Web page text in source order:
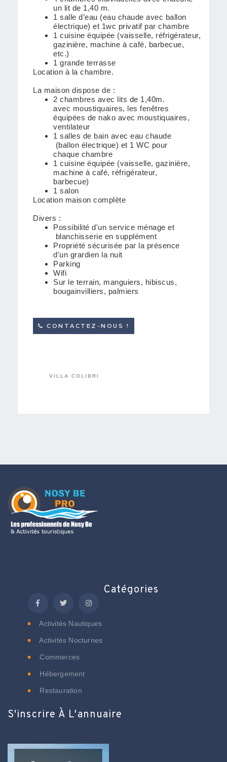
un lit de 1,40 m.
1 salle d’eau (eau chaude avec ballon
électrique) et 1wc privatif par chambre
1 cuisine équipée (vaisselle, réfrigérateur,
gazinière, machine à café, barbecue,
etc.)
1 grande terrasse
Location à la chambre.
La maison dispose de :
2 chambres avec lits de 1,40m.
avec moustiquaires, les fenêtres
équipées de nako avec moustiquaires,
ventilateur
1 salles de bain avec eau chaude
(ballon électrique) et 1 WC pour
chaque chambre
1 cuisine équipée (vaisselle, gazinière,
machine à café, réfrigérateur,
barbecue)
1 salon
Location maison complète
Divers :
Possibilité d'un service ménage et
blanchisserie en supplément
Propriété sécurisée par la présence
d'un grardien la nuit
Parking
Wifi
Sur le terrain, manguiers, hibiscus,
bougainvilliers, palmiers
CONTACTEZ-NOUS !
VILLA COLIBRI
Catégories
Activités Nautiques
Activités Nocturnes
Commerces
Hébergement
Restauration
S'inscrire À L'annuaire